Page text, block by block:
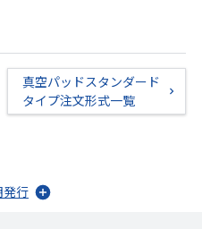
真空パッドスタンダード
タイプ注文形式一覧
発行